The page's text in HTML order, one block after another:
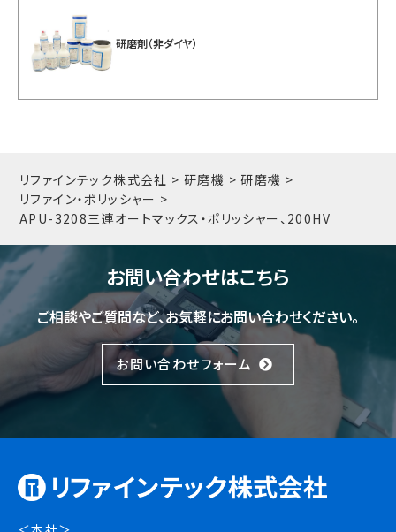
研磨剤（非ダイヤ）
リファインテック株式会社 >研磨機 >研磨機 >
リファイン・ポリッシャー >
APU-3208三連オートマックス・ポリッシャー、200HV
お問い合わせはこちら
ご相談やご質問など、お気軽にお問い合わせください。
お問い合わせフォーム